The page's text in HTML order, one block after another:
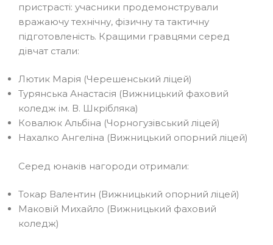
пристрасті: учасники продемонстрували
вражаючу технічну, фізичну та тактичну
підготовленість. Кращими гравцями серед
дівчат стали:
Лютик Марія (Черешенський ліцей)
Турянська Анастасія (Вижницький фаховий
коледж ім. В. Шкрібляка)
Ковалюк Альбіна (Чорногузівський ліцей)
Нахалко Ангеліна (Вижницький опорний ліцей)
Серед юнаків нагороди отримали:
Токар Валентин (Вижницький опорний ліцей)
Маковій Михайло (Вижницький фаховий
коледж)